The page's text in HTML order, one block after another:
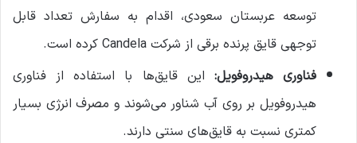
توسعه عربستان سعودی، اقدام به سفارش تعداد قابل
توجهی قایق پرنده برقی از شرکت Candela کرده است.
فناوری هیدروفویل: این قایق‌ها با استفاده از فناوری
هیدروفویل بر روی آب شناور می‌شوند و مصرف انرژی بسیار
کمتری نسبت به قایق‌های سنتی دارند.